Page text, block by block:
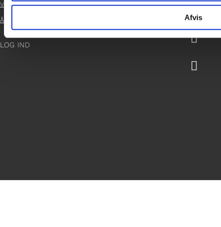
Afvis
Vedtægter
Årsrapport 2021
LOG IND


